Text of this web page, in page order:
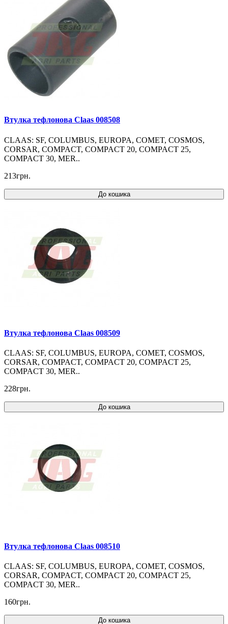
Втулка тефлонова Claas 008508
CLAAS: SF, COLUMBUS, EUROPA, COMET, COSMOS,
CORSAR, COMPACT, COMPACT 20, COMPACT 25,
COMPACT 30, MER..
213грн.
До кошика
Втулка тефлонова Claas 008509
CLAAS: SF, COLUMBUS, EUROPA, COMET, COSMOS,
CORSAR, COMPACT, COMPACT 20, COMPACT 25,
COMPACT 30, MER..
228грн.
До кошика
Втулка тефлонова Claas 008510
CLAAS: SF, COLUMBUS, EUROPA, COMET, COSMOS,
CORSAR, COMPACT, COMPACT 20, COMPACT 25,
COMPACT 30, MER..
160грн.
До кошика